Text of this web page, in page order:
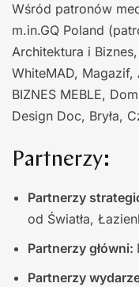
Wśród patronów
m.in.GQ Poland
Architektura i
WhiteMAD, Magazif,
BIZNES MEBLE,
Design Doc, Bryła,
Partnerzy:
Partnerzy
od Światła,
Partnerzy główni:
Partnerzy